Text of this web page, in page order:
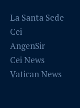
La Santa Sede
Cei
AngenSir
Cei News
Vatican News